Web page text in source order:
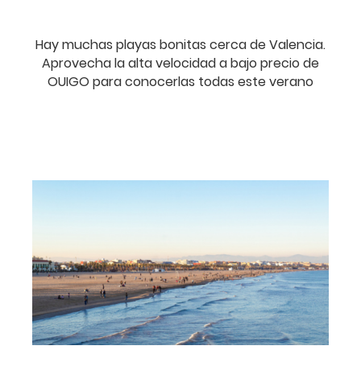
Hay muchas playas bonitas cerca de Valencia.
Aprovecha la alta velocidad a bajo precio de
OUIGO para conocerlas todas este verano